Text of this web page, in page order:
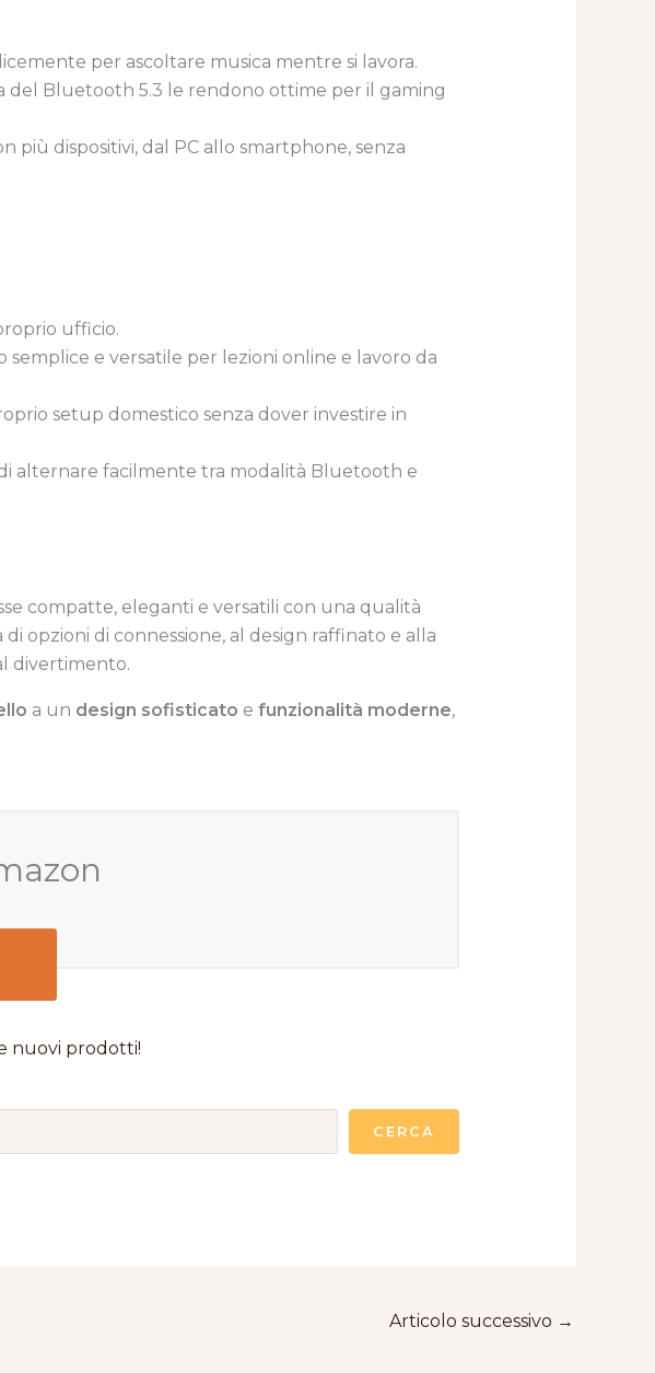
per ascoltare musica mentre si lavora.
del Bluetooth 5.3 le rendono ottime per il gaming
più dispositivi, dal PC allo smartphone, senza
ufficio.
semplice e versatile per lezioni online e lavoro da
setup domestico senza dover investire in
alternare facilmente tra modalità Bluetooth e
compatte, eleganti e versatili con una qualità
opzioni di connessione, al design raffinato e alla
divertimento.
a un design sofisticato e funzionalità moderne,
nuovi prodotti!
CERCA
Articolo successivo →